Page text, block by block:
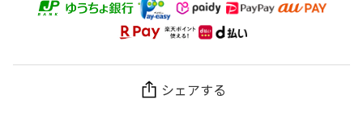
シェアする